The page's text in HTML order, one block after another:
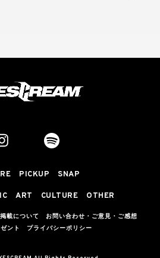
PICKUP SNAP
ART CULTURE OTHER
載について
お問い合わせ・ご意見・ご感想
ント
プライバシーポリシー